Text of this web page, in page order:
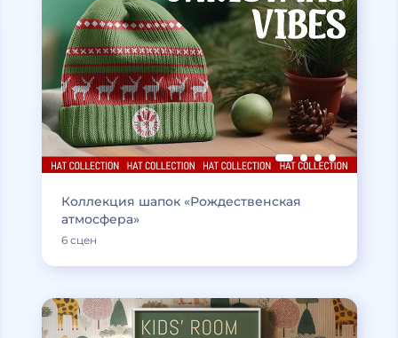
Коллекция шапок «Рождественская
атмосфера»
6 сцен